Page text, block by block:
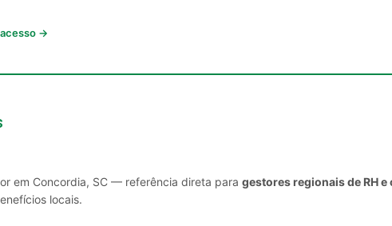
→
em Concordia, SC — referência direta para gestores regionais de RH
locais.